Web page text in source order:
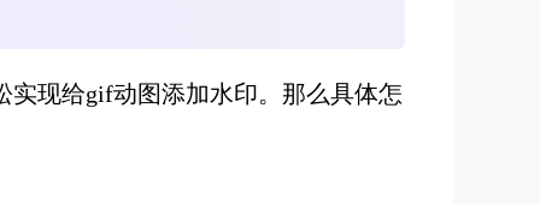
实现给gif动图添加水印。那么具体怎